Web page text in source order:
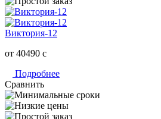
Виктория-12
от 40490 c
Подробнее
Сравнить